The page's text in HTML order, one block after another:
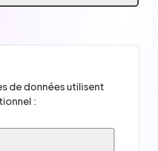
de données utilisent
: